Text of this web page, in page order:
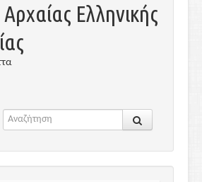
Αρχαίας Ελληνικής